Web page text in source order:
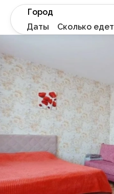
Город
Даты
Сколько